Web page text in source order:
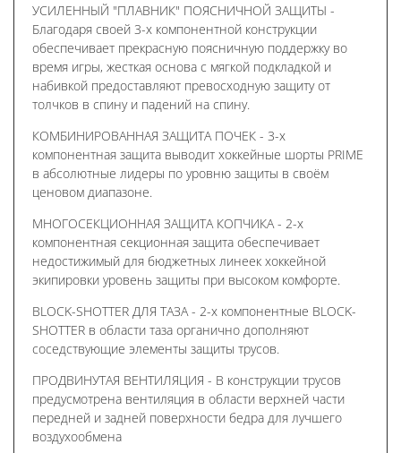
УСИЛЕННЫЙ "ПЛАВНИК" ПОЯСНИЧНОЙ ЗАЩИТЫ -
Благодаря своей 3-х компонентной конструкции
обеспечивает прекрасную поясничную поддержку во
время игры, жесткая основа с мягкой подкладкой и
набивкой предоставляют превосходную защиту от
толчков в спину и падений на спину.
КОМБИНИРОВАННАЯ ЗАЩИТА ПОЧЕК - 3-х
компонентная защита выводит хоккейные шорты PRIME
в абсолютные лидеры по уровню защиты в своём
ценовом диапазоне.
МНОГОСЕКЦИОННАЯ ЗАЩИТА КОПЧИКА - 2-х
компонентная секционная защита обеспечивает
недостижимый для бюджетных линеек хоккейной
экипировки уровень защиты при высоком комфорте.
BLOCK-SHOTTER ДЛЯ ТАЗА - 2-х компонентные BLOCK-
SHOTTER в области таза органично дополняют
соседствующие элементы защиты трусов.
ПРОДВИНУТАЯ ВЕНТИЛЯЦИЯ - В конструкции трусов
предусмотрена вентиляция в области верхней части
передней и задней поверхности бедра для лучшего
воздухообмена